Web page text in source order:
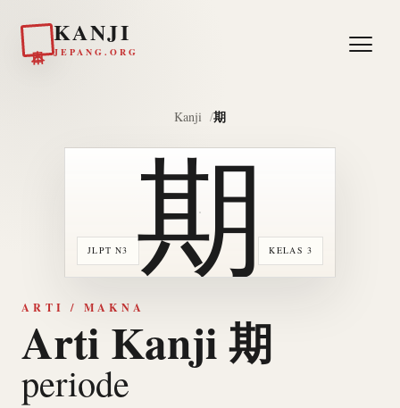
KANJI
JEPANG.ORG
Kanji 期
JLPT N3 KELAS 3
期
ARTI / MAKNA
Arti Kanji 期
periode